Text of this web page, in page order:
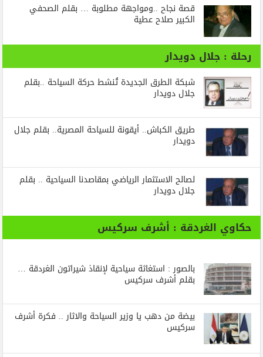
قصة نجاح ..ومواجهة مطلوبة … بقلم الصحفي
الكبير صلاح عطية
رحلة : جلال دويدار
شبكة الطرق الجديدة تُنشط حركة السياحة ..بقلم
جلال دويدار
طريق الكباش.. أيقونة للسياحة المصرية.. بقلم جلال
دويدار
لصالح الاستثمار الرياضي بمقاصدنا السياحية .. بقلم
جلال دويدار
حكاوي الغردقة : أشرف سركيس
بالصور : استغاثة سياحية لإنقاذ شيراتون الغردقة …
بقلم أشرف سركيس
بيضة من دهب يا وزير السياحة والاثار .. فكرة أشرف
سركيس